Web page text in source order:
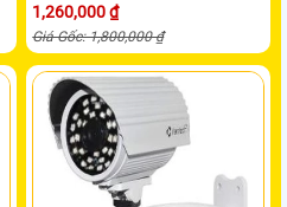
1,260,000 ₫
Giá Gốc: 1,800,000 ₫